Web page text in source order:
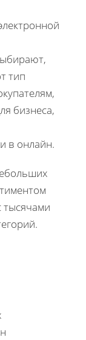
тип
бизнеса,
в онлайн.
тысячами